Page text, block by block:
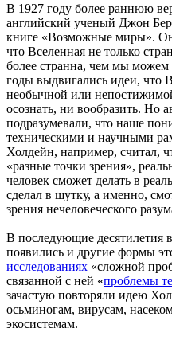
В 1927 году более раннюю
английский ученый Джон
книге «Возможные миры».
что Вселенная не только
более странна, чем мы
годы выдвигались идеи, что
необычной или
осознать, ни вообразить. Но
подразумевали, что наше
техническими и научными
Холдейн, например, считал,
«разные точки зрения»,
человек сможет делать в
сделал в шутку, а именно,
зрения нечеловеческого
В последующие десятилетия
появились и другие формы
исследованиях «сложной
связанной с ней «проблемы
зачастую повторяли идею
осьминогам, вирусам,
экосистемам.